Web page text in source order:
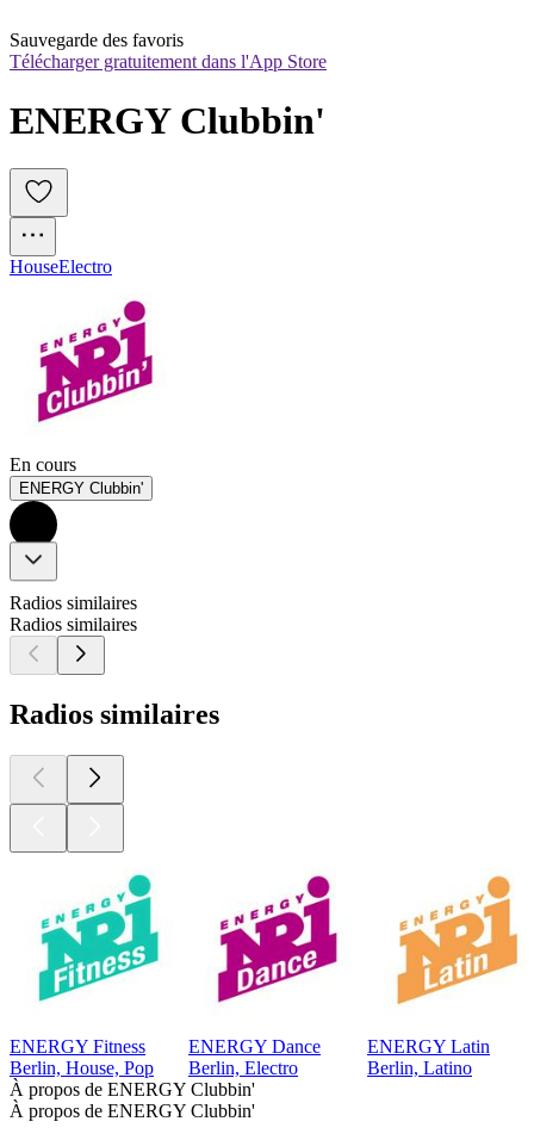
Sauvegarde des favoris
Télécharger gratuitement dans l'App Store
ENERGY Clubbin'
HouseElectro
En cours
ENERGY Clubbin'
Radios similaires
Radios similaires
Radios similaires
ENERGY Fitness
Berlin, House, Pop
ENERGY Dance
Berlin, Electro
ENERGY Latin
Berlin, Latino
À propos de ENERGY Clubbin'
À propos de ENERGY Clubbin'